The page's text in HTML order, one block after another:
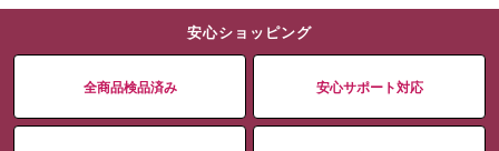
安心ショッピング
全商品検品済み 安心サポート対応